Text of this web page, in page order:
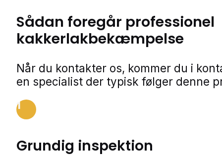
Sådan foregår professionel
kakkerlakbekæmpelse
Når du kontakter os, kommer du i
en specialist der typisk følger denne
1
Grundig inspektion